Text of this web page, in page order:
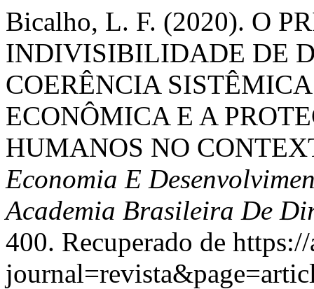
Bicalho, L. F. (2020). O
INDIVISIBILIDADE DE
COERÊNCIA
ECONÔMICA E A
HUMANOS NO
Economia E
Academia Brasileira De
400. Recuperado de